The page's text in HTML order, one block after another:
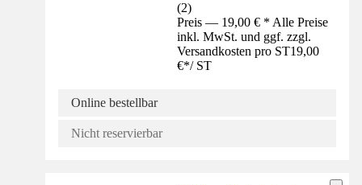
(2)
Preis — 19,00 € * Alle Preise
inkl. MwSt. und ggf. zzgl.
Versandkosten pro ST19,00
€*/ ST
Online bestellbar
Nicht reservierbar